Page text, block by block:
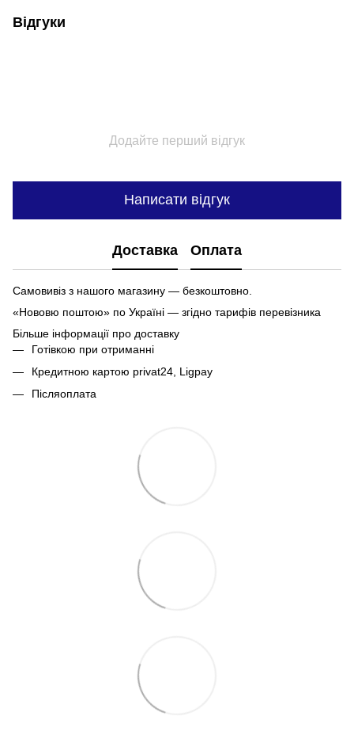
Відгуки
Додайте перший відгук
Написати відгук
Доставка Оплата
Самовивіз з нашого магазину — безкоштовно.
«Нововю поштою» по Україні — згідно тарифів перевізника
Більше інформації про доставку
Готівкою при отриманні
Кредитною картою privat24, Ligpay
Післяоплата